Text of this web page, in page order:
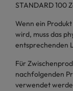
STANDARD 100
Wenn ein
wird, muss das
entsprechenden
Für
nachfolgenden
verwendet